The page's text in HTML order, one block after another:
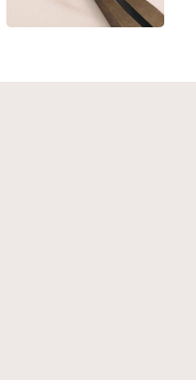
Αυτό το προϊόν έχει πολλαπλές παραλλαγές. Οι επιλογές μπορούν να επιλεγούν στη σελίδα του προϊόντος
ΕΠΙΛΟΓΉ
ΠΡΟΕΠΙΣΚΌΠΗΣΗ